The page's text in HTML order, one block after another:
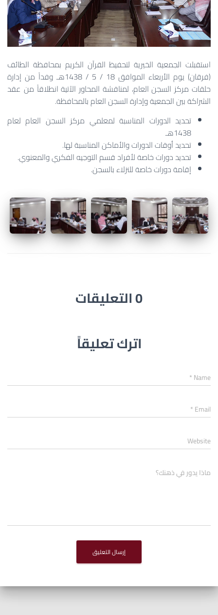
استقبلت الجمعية الخيرية لتحفيظ القرآن الكريم بمحافظة الطائف
(فرقان) يوم الأربعاء الموافق 18 / 5 / 1438هـ وفداً من إدارة
حلقات مركز السجن العام، لمناقشة المحاور الآتية انطلاقاً من عقد
الشراكة بين الجمعية وإدارة السجن العام بالمحافظة.
تحديد الدورات المناسبة لمعلمي مركز السجن العام لعام
1438هـ
تحديد أوقات الدورات والأماكن المناسبة لها.
تحديد دورات خاصة لأفراد قسم التوجيه الفكري والمعنوي.
إقامة دورات خاصة للنزلاء بالسجن.
0 التعليقات
اترك تعليقاً
Name
*
Email
*
Website
ماذا يدور في ذهنك؟